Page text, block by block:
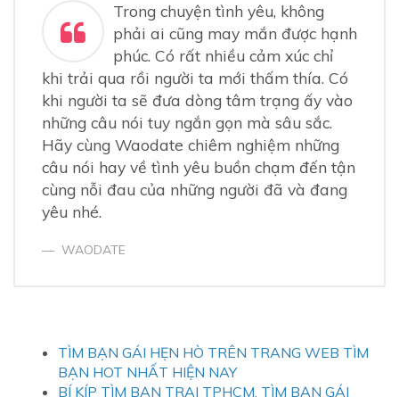
3. Những câu nói hay về tình yêu buồn - Một cuộc
4.4. Điều đau đớn trong tình yêu đó là cố quên người
làm tổn thương mình - Những câu nói hay về tình yêu
buồn
Trong chuyện tình yêu, không
phải ai cũng may mắn được hạnh
phúc. Có rất nhiều cảm xúc chỉ
khi trải qua rồi người ta mới thấm thía. Có
khi người ta sẽ đưa dòng tâm trạng ấy vào
những câu nói tuy ngắn gọn mà sâu sắc.
Hãy cùng Waodate chiêm nghiệm những
câu nói hay về tình yêu buồn chạm đến tận
cùng nỗi đau của những người đã và đang
yêu nhé.
WAODATE
TÌM BẠN GÁI HẸN HÒ TRÊN TRANG WEB TÌM
BẠN HOT NHẤT HIỆN NAY
BÍ KÍP TÌM BẠN TRAI TPHCM, TÌM BẠN GÁI